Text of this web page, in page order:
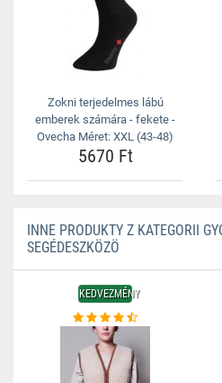
Zokni terjedelmes lábú
emberek számára - fekete -
Ovecha Méret: XXL (43-48)
5670 Ft
INNE PRODUKTY Z KATEGORII
SEGÉDESZKÖZÖ
KEDVEZMÉNY